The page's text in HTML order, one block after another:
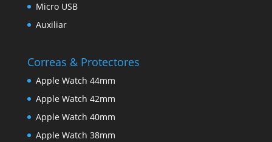
Micro USB
Auxiliar
Correas & Protectores
Apple Watch 44mm
Apple Watch 42mm
Apple Watch 40mm
Apple Watch 38mm